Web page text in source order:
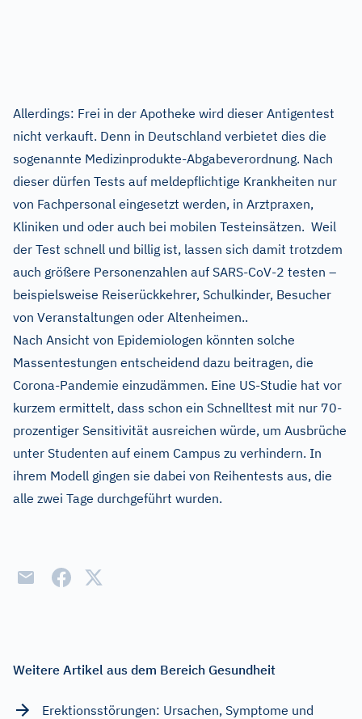
Allerdings: Frei in der Apotheke wird dieser Antigentest
nicht verkauft. Denn in Deutschland verbietet dies die
sogenannte Medizinprodukte-Abgabeverordnung. Nach
dieser dürfen Tests auf meldepflichtige Krankheiten nur
von Fachpersonal eingesetzt werden, in Arztpraxen,
Kliniken und oder auch bei mobilen Testeinsätzen. Weil
der Test schnell und billig ist, lassen sich damit trotzdem
auch größere Personenzahlen auf SARS-CoV-2 testen –
beispielsweise Reiserückkehrer, Schulkinder, Besucher
von Veranstaltungen oder Altenheimen..
Nach Ansicht von Epidemiologen könnten solche
Massentestungen entscheidend dazu beitragen, die
Corona-Pandemie einzudämmen. Eine US-Studie hat vor
kurzem ermittelt, dass schon ein Schnelltest mit nur 70-
prozentiger Sensitivität ausreichen würde, um Ausbrüche
unter Studenten auf einem Campus zu verhindern. In
ihrem Modell gingen sie dabei von Reihentests aus, die
alle zwei Tage durchgeführt wurden.
Weitere Artikel aus dem Bereich Gesundheit
Erektionsstörungen: Ursachen, Symptome und